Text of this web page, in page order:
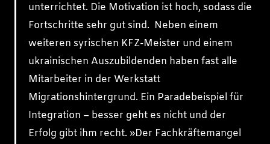
unterrichtet. Die Motivation ist hoch, sodass die
Fortschritte sehr gut sind. Neben einem
weiteren syrischen KFZ-Meister und einem
ukrainischen Auszubildenden haben fast alle
Mitarbeiter in der Werkstatt
Migrationshintergrund. Ein Paradebeispiel für
Integration – besser geht es nicht und der
Erfolg gibt ihm recht. »Der Fachkräftemangel